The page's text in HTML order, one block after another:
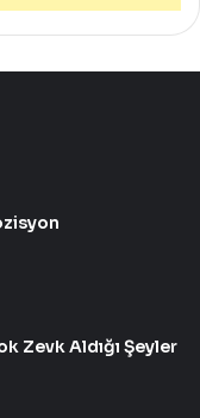
Zevk Aldığı Şeyler